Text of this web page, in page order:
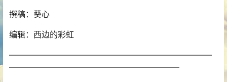
撰稿：葵心
编辑：西边的彩虹
—————————————————————————
—————————————————————